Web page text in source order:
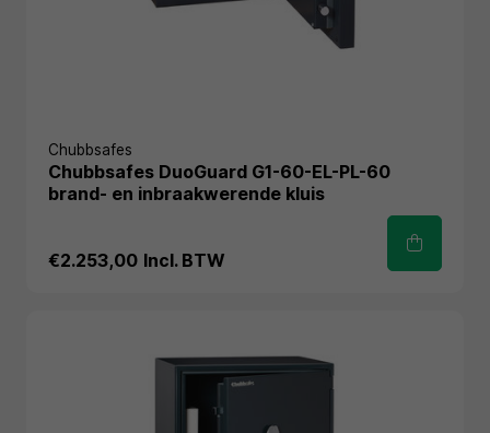
Chubbsafes
Chubbsafes DuoGuard G1-60-EL-PL-60
brand- en inbraakwerende kluis
€2.253,00 Incl. BTW